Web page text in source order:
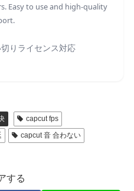
Easy to use and high-quality
りライセンス対応
capcut fps
capcut 音 合わない
する